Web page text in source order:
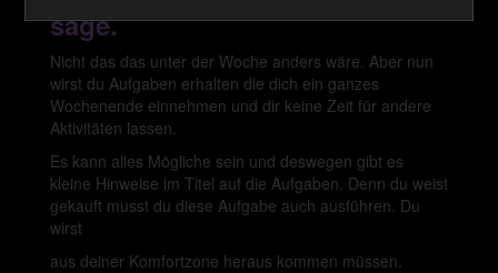
sage.
Nicht das das unter der Woche anders wäre. Aber nun
wirst du Aufgaben erhalten die dich ein ganzes
Wochenende einnehmen und dir keine Zeit für andere
Aktivitäten lassen.
Es kann alles Mögliche sein und deswegen gibt es
kleine Hinweise im Titel auf die Aufgaben. Denn du weist
gekauft musst du diese Aufgabe auch ausführen. Du
wirst
aus deiner Komfortzone heraus kommen müssen.